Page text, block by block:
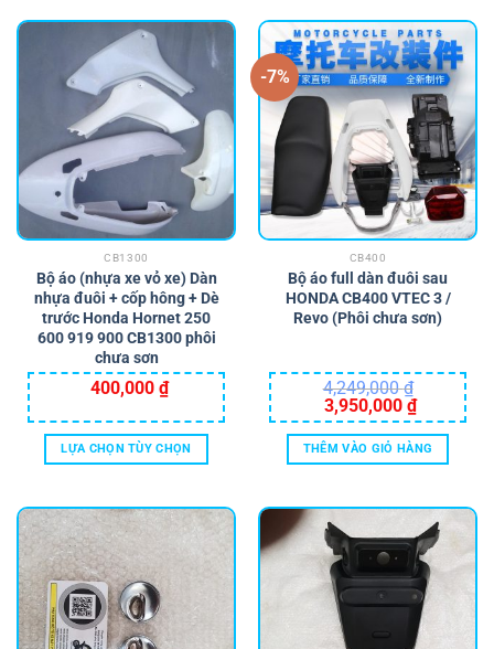
CB1300
Bộ áo (nhựa xe vỏ xe) Dàn
nhựa đuôi + cốp hông + Dè
trước Honda Hornet 250
600 919 900 CB1300 phôi
chưa sơn
400,000 ₫
LỰA CHỌN TÙY CHỌN
này
nhiều
biến
thể.
Các
-7%
CB400
Bộ áo full dàn đuôi sau
HONDA CB400 VTEC 3 /
Revo (Phôi chưa sơn)
4,249,000₫
Giá
gốc
là:
4,249,000 ₫.
3,950,000 ₫Giá
hiện
tại
là:
3,950,000
THÊM VÀO GIỎ HÀNG